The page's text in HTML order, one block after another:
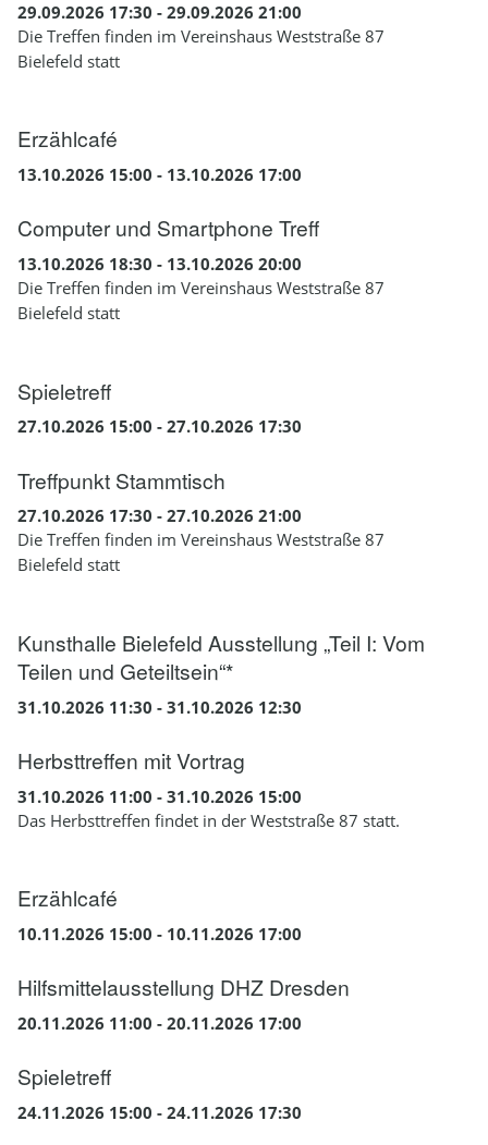
29.09.2026 17:30 - 29.09.2026 21:00
Die Treffen finden im Vereinshaus Weststraße 87
Bielefeld statt
Erzählcafé
13.10.2026 15:00 - 13.10.2026 17:00
Computer und Smartphone Treff
13.10.2026 18:30 - 13.10.2026 20:00
Die Treffen finden im Vereinshaus Weststraße 87
Bielefeld statt
Spieletreff
27.10.2026 15:00 - 27.10.2026 17:30
Treffpunkt Stammtisch
27.10.2026 17:30 - 27.10.2026 21:00
Die Treffen finden im Vereinshaus Weststraße 87
Bielefeld statt
Kunsthalle Bielefeld Ausstellung „Teil I: Vom
Teilen und Geteiltsein“*
31.10.2026 11:30 - 31.10.2026 12:30
Herbsttreffen mit Vortrag
31.10.2026 11:00 - 31.10.2026 15:00
Das Herbsttreffen findet in der Weststraße 87 statt.
Erzählcafé
10.11.2026 15:00 - 10.11.2026 17:00
Hilfsmittelausstellung DHZ Dresden
20.11.2026 11:00 - 20.11.2026 17:00
Spieletreff
24.11.2026 15:00 - 24.11.2026 17:30